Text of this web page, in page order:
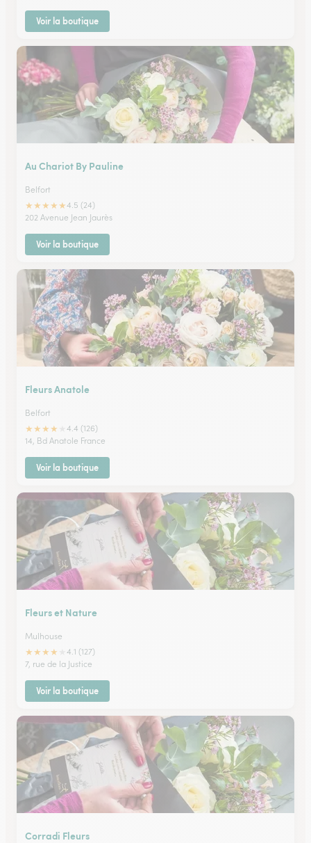
Voir la boutique
Au Chariot By Pauline
Belfort
★★★★★4.5 (24)
202 Avenue Jean Jaurès
Voir la boutique
Fleurs Anatole
Belfort
★★★★
4.4 (126)
14, Bd Anatole France
Voir la boutique
Fleurs et Nature
Mulhouse
★★★★
4.1 (127)
7, rue de la Justice
Voir la boutique
Corradi Fleurs